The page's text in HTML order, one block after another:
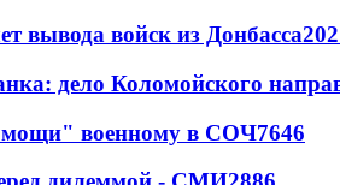
вывода войск из Донбасса
дело Коломойского
военному в СОЧ7646